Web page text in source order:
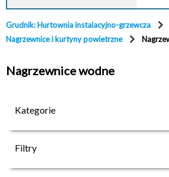
Grudnik: Hurtownia instalacyjno-grzewcza
Nagrzewnice i kurtyny powietrzne
Nagrzewnice wodne
Kategorie
Filtry